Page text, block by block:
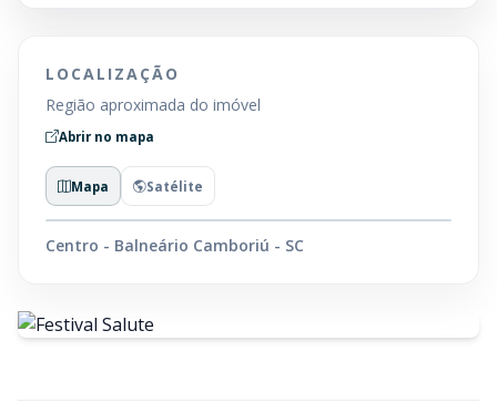
LOCALIZAÇÃO
Região aproximada do imóvel
Abrir no mapa
Mapa Satélite
Centro - Balneário Camboriú - SC